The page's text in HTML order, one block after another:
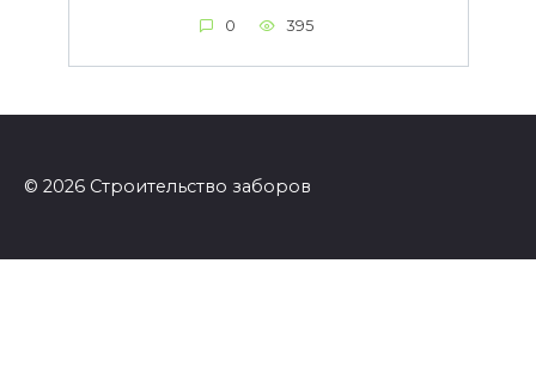
0 395
© 2026 Строительство заборов